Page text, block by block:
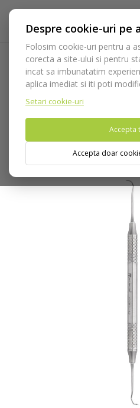
Despre cookie-uri pe
Folosim cookie-uri pentru a
corecta a site-ului si pentru
incat sa imbunatatim
aplica imediat si iti poti
Setari cookie-uri
Accepta
Accepta doar
Acasa Instrumentar
restaurare
Parodontologie
651/34-35.HL8
Nu puteti plasa comenzi din
(United States).